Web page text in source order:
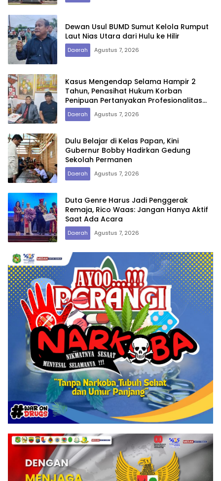
Dewan Usul BUMD Sumut Kelola Rumput
Laut Nias Utara dari Hulu ke Hilir
Daerah Agustus 7, 2026
Kasus Mengendap Selama Hampir 2
Tahun, Penasihat Hukum Korban
Penipuan Pertanyakan Profesionalitas
Penyidik Polres Tebing Tinggi
Daerah Agustus 7, 2026
Dulu Belajar di Kelas Papan, Kini
Gubernur Bobby Hadirkan Gedung
Sekolah Permanen
Daerah Agustus 7, 2026
Duta Genre Harus Jadi Penggerak
Remaja, Rico Waas: Jangan Hanya Aktif
Saat Ada Acara
Daerah Agustus 7, 2026